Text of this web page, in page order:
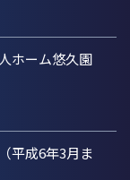
ホーム悠久園
平成6年3月ま